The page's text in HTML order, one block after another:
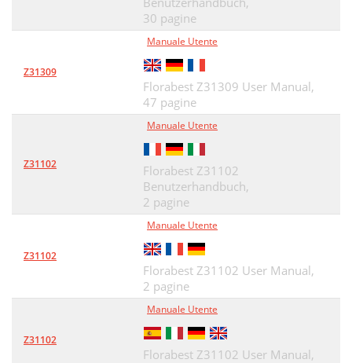
30 pagine
Z31309
Manuale Utente
Florabest Z31309 User Manual,
47 pagine
Z31102
Manuale Utente
Florabest Z31102
Benutzerhandbuch,
2 pagine
Z31102
Manuale Utente
Florabest Z31102 User Manual,
2 pagine
Z31102
Manuale Utente
Florabest Z31102 User Manual,